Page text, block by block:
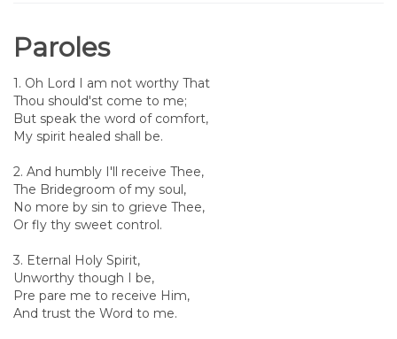
Paroles
1. Oh Lord I am not worthy That
Thou should'st come to me;
But speak the word of comfort,
My spirit healed shall be.
2. And humbly I'll receive Thee,
The Bridegroom of my soul,
No more by sin to grieve Thee,
Or fly thy sweet control.
3. Eternal Holy Spirit,
Unworthy though I be,
Pre pare me to receive Him,
And trust the Word to me.